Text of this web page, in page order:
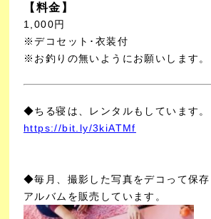
【料金】
1,000円
※デコセット･衣装付
※お釣りの無いようにお願いします。
◆ちる寝は、レンタルもしています。
https://bit.ly/3kiATMf
◆毎月、撮影した写真をデコって保存
アルバムを販売しています。